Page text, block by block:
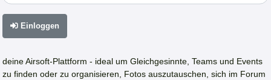
Einloggen
deine Airsoft-Plattform - ideal um Gleichgesinnte, Teams und Events
zu finden oder zu organisieren, Fotos auszutauschen, sich im Forum